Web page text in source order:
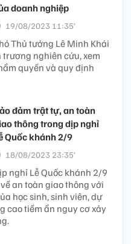
doanh nghiệp
19/08/2023 11:35’
Thủ tướng Lê Minh Khái
nghiên cứu, xem
quyền và quy định
đảm trật tự, an toàn
thông trong dịp nghỉ
Quốc khánh 2/9
18/08/2023 23:35’
nghỉ Lễ Quốc khánh 2/9
an toàn giao thông với
học sinh, sinh viên, dự
cao tiềm ẩn nguy cơ xảy